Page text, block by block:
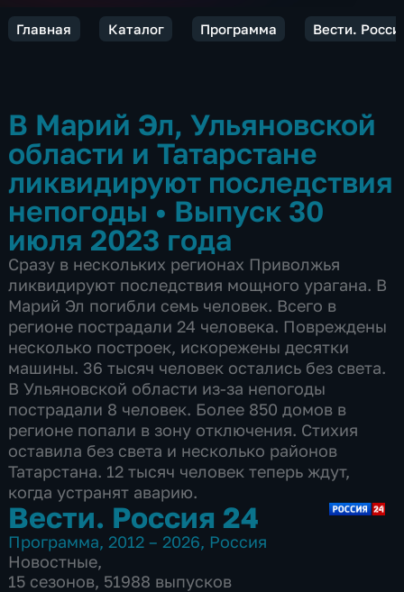
Главная Каталог Программа Вести.
В Марий Эл, Ульяновской
области и Татарстане
ликвидируют последствия
непогоды• Выпуск 30
июля 2023 года
Сразу в нескольких регионах Приволжья
ликвидируют последствия мощного урагана. В
Марий Эл погибли семь человек. Всего в
регионе пострадали 24 человека. Повреждены
несколько построек, искорежены десятки
машины. 36 тысяч человек остались без света.
В Ульяновской области из-за непогоды
пострадали 8 человек. Более 850 домов в
регионе попали в зону отключения. Стихия
оставила без света и несколько районов
Татарстана. 12 тысяч человек теперь ждут,
когда устранят аварию.
Вести. Россия 24
Программа, 2012 – 2026, Россия
Новостные,
15 сезонов, 51988 выпусков